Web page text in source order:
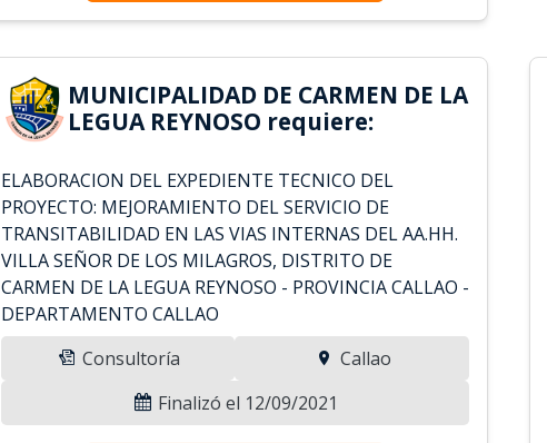
MUNICIPALIDAD DE CARMEN DE LA
LEGUA REYNOSO requiere:
ELABORACION DEL EXPEDIENTE TECNICO DEL
PROYECTO: MEJORAMIENTO DEL SERVICIO DE
TRANSITABILIDAD EN LAS VIAS INTERNAS DEL AA.HH.
VILLA SEÑOR DE LOS MILAGROS, DISTRITO DE
CARMEN DE LA LEGUA REYNOSO - PROVINCIA CALLAO -
DEPARTAMENTO CALLAO
Consultoría
Callao
Finalizó el 12/09/2021